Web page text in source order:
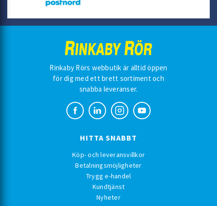
Rinkaby Rörs webbutik är alltid öppen
för dig med ett brett sortiment och
snabba leveranser.
HITTA SNABBT
Köp- och leveransvillkor
Betalningsmöjligheter
Trygg e-handel
Kundtjänst
Nyheter